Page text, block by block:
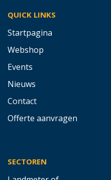
QUICK LINKS
Startpagina
Webshop
Events
Nieuws
Contact
Offerte aanvragen
SECTOREN